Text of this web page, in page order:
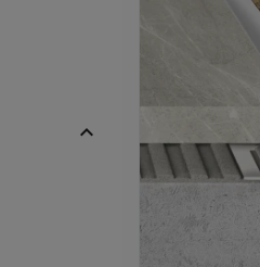
expand_more